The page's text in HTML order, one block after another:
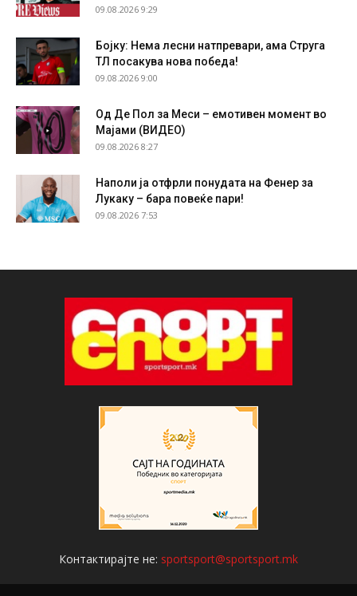
09.08.2026 9:29
Бојку: Нема лесни натпревари, ама Струга
ТЛ посакува нова победа!
09.08.2026 9:00
Од Де Пол за Меси – емотивен момент во
Мајами (ВИДЕО)
09.08.2026 8:27
Наполи ја отфрли понудата на Фенер за
Лукаку – бара повеќе пари!
09.08.2026 7:53
Контактирајте не: sportsport@sportsport.mk